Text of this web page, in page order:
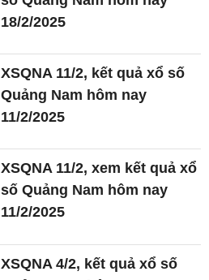
18/2/2025
XSQNA 11/2, kết quả xổ số
Quảng Nam hôm nay
11/2/2025
XSQNA 11/2, xem kết quả xổ
số Quảng Nam hôm nay
11/2/2025
XSQNA 4/2, kết quả xổ số